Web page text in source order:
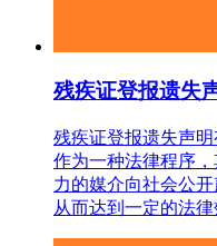
残疾证登报遗失
残疾证登报遗失声
作为一种法律程序
力的媒介向社会公
从而达到一定的法